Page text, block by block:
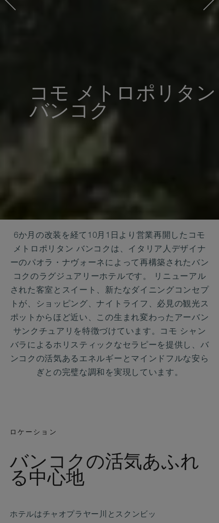
コモ メトロポリタン
バンコク
6か月の改装を経て10月1日より営業再開したコモ
メトロポリタン バンコクは、イタリア人デザイナ
ーのパオラ・ナヴォーネによって再構築されたバン
コクのラグジュアリーホテルです。 リニューアル
された客室とスイート、新たなダイニングコンセプ
トが、ショッピング、ナイトライフ、必見の観光ス
ポットからほど近い、この生まれ変わったアーバン
サンクチュアリを特徴づけています。コモ シャン
バラによるホリスティックなセラピーを提供し、バ
ンコクの活気あるエネルギーとマインドフルな安ら
ぎとの完璧な調和を実現しています。
ロケーション
バンコクの活気あふれ
る中心地
ホテルはチャオプラヤー川とスクンビッ